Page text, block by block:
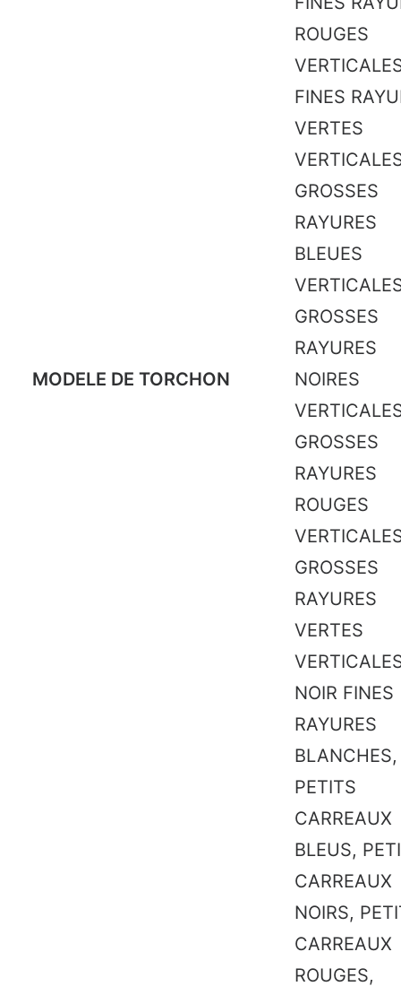
MODELE DE TORCHON
ROUGES
FINES
VERTES
GROSSES
RAYURES
BLEUES
GROSSES
RAYURES
NOIRES
GROSSES
RAYURES
ROUGES
GROSSES
RAYURES
VERTES
NOIR FINES
RAYURES
BLANCHES,
PETITS
CARREAUX
BLEUS,
CARREAUX
NOIRS,
CARREAUX
ROUGES,